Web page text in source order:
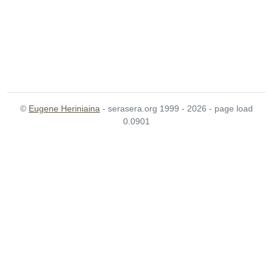
© Eugene Heriniaina - serasera.org 1999 - 2026 - page load
0.0901